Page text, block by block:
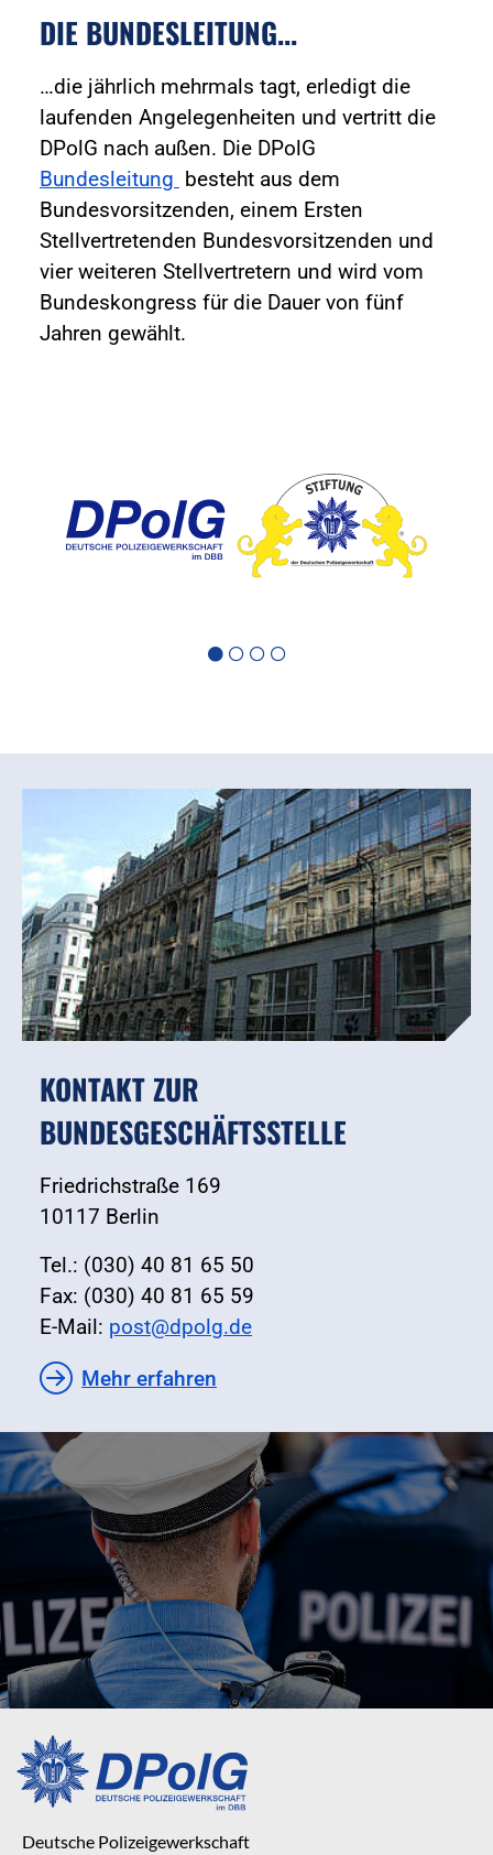
DIE BUNDESLEITUNG...
…die jährlich mehrmals tagt, erledigt die
laufenden Angelegenheiten und vertritt die
DPolG nach außen. Die DPolG
Bundesleitung besteht aus dem
Bundesvorsitzenden, einem Ersten
Stellvertretenden Bundesvorsitzenden und
vier weiteren Stellvertretern und wird vom
Bundeskongress für die Dauer von fünf
Jahren gewählt.
KONTAKT ZUR
BUNDESGESCHÄFTSSTELLE
Friedrichstraße 169
10117 Berlin
Tel.: (030) 40 81 65 50
Fax: (030) 40 81 65 59
E-Mail: post@dpolg.de
Mehr erfahren
Deutsche Polizeigewerkschaft